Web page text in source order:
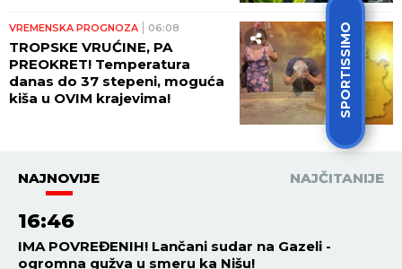
SPORTISSIMO
VREMENSKA PROGNOZA 06:08
TROPSKE VRUĆINE, PA
PREOKRET! Temperatura
danas do 37 stepeni, moguća
kiša u OVIM krajevima!
NAJNOVIJE NAJČITANIJE
16:46
IMA POVREĐENIH! Lančani sudar na Gazeli -
ogromna gužva u smeru ka Nišu!